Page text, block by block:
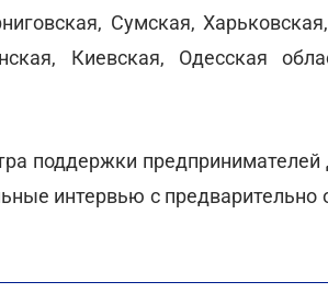
Сумская,
Киевская, Одесская
поддержки
интервью с предварительно